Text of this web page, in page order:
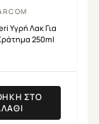
Υγρή Λακ Για
250ml
ΣΤΟ